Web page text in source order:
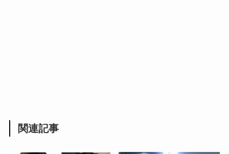
関連記事